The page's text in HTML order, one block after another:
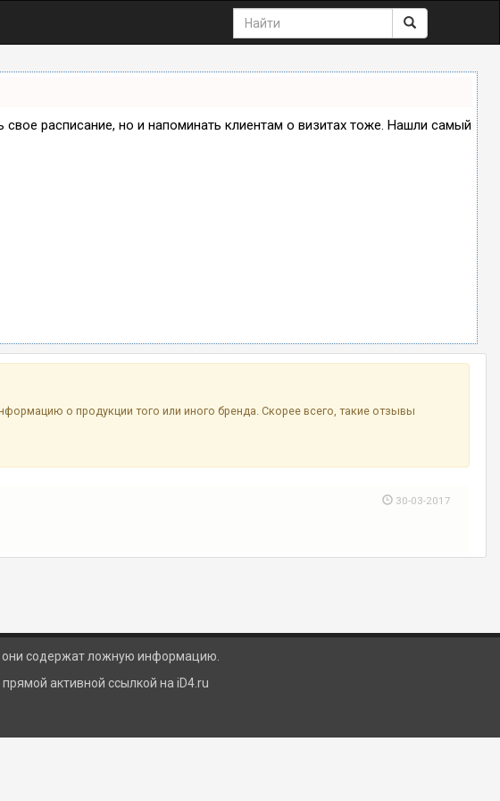
расписание, но и напоминать клиентам о визитах тоже. Нашли самый
о продукции того или иного бренда. Скорее всего, такие отзывы
30-03-2017
они содержат ложную информацию.
активной ссылкой на iD4.ru